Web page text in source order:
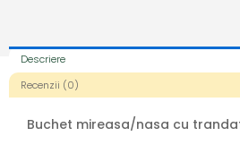
Descriere
Recenzii (0)
Buchet mireasa/nasa cu